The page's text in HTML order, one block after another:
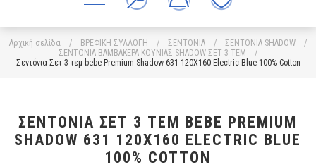
Αρχική σελίδα / ΒΡΕΦΙΚΗ ΣΥΛΛΟΓΗ / ΣΕΝΤΟΝΙΑ / ΣΕΝΤΟΝΙΑ SHADOW
/
ΣΕΝΤΟΝΙΑ ΒΑΜΒΑΚΕΡΑ ΚΟΥΝΙΑΣ SHADOW ΣΕΤ 3 ΤΕΜ
/
Σεντόνια Σετ 3 τεμ bebe Premium Shadow 631 120X160 Electric Blue 100% Cotton
ΣΕΝΤΌΝΙΑ ΣΕΤ 3 ΤΕΜ BEBE PREMIUM
SHADOW 631 120X160 ELECTRIC BLUE
100% COTTON